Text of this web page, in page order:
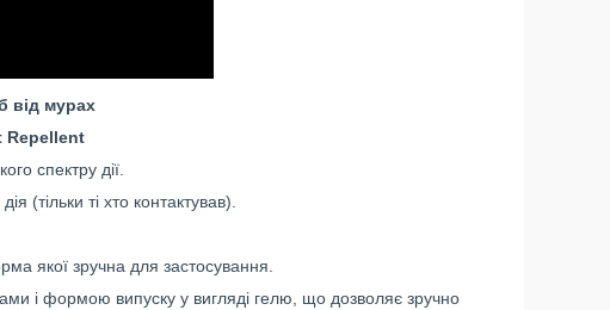
від мурах
Repellent
спектру дії.
(тільки ті хто контактував).
якої зручна для застосування.
і формою випуску у вигляді гелю, що дозволяє зручно